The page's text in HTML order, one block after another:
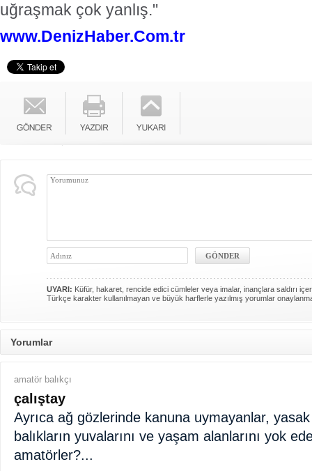
uğraşmak çok yanlış."
www.DenizHaber.Com.tr
UYARI: Küfür, hakaret, rencide edici cümleler veya imalar, inançlara saldırı
Türkçe karakter kullanılmayan ve büyük harflerle yazılmış yorumlar
Yorumlar
amatör balıkçı
çalıştay
Ayrıca ağ gözlerinde kanuna uymayanlar,
balıkların yuvalarını ve yaşam alanlarını yok
amatörler?...